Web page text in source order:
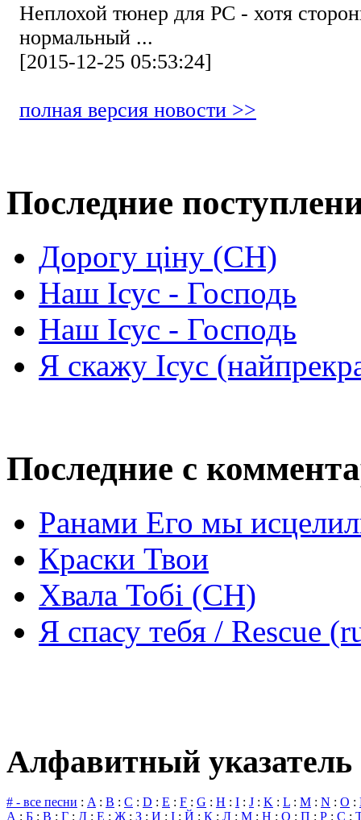
Неплохой тюнер для РС - хотя
нормальный ...
[2015-12-25 05:53:24]
полная версия новости >>
Последние
Дорогу ціну (СН)
Наш Ісус - Господь
Наш Ісус - Господь
Я скажу Ісус
Последние с
Ранами Его мы
Краски Твои
Хвала Тобі (СН)
Я спасу тебя / Rescue
Алфавитный указатель
# - все песни : A: B : C : D : E : F : G : H : I : J : K : L : M : N : O :
А : Б : В : Г : Д : Е : Ж: З : И : І : Й : К : Л : М : Н : О : П : Р : С :